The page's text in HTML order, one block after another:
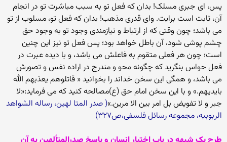
پس، ای جبری مسلک! بدان که فعل تو به سبب مباشرت تو در انجام
آن، ثابت است برایت. وای قدری مذهب! بدان که فعل تو، مسلوب از تو
می باشد؛ چون وقتی که از ارتباط و نیازمندی وجود تو به وجود حق
چشم پوشی شود، آن باطل خواهد بود؛ پس فعل تو نیز این چنین
است؛ چون هر فعلی متقوم به فاعلش می باشد، و با دیده عبرت در
فعل حواس بنگرید که چگونه محو و مندرج در اراده نفس و تصورش
می باشد، و همگی این سخن خداند را بخوانید « قاتلوهم یعذبهم الله
بایدیهم.» و با این سخن امام حق (ع)مصالحه کنید که می فرماید:«لا
جبر و لا تفویض بل امر بین الا مرین.»( صدر المتا لهین، رساله الشواهد
الربوبیه، مجموعه رسائل فلسفی،ص۳۲۷)